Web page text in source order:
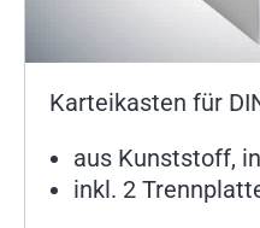
Karteikasten für
aus Kunststoff,
inkl. 2